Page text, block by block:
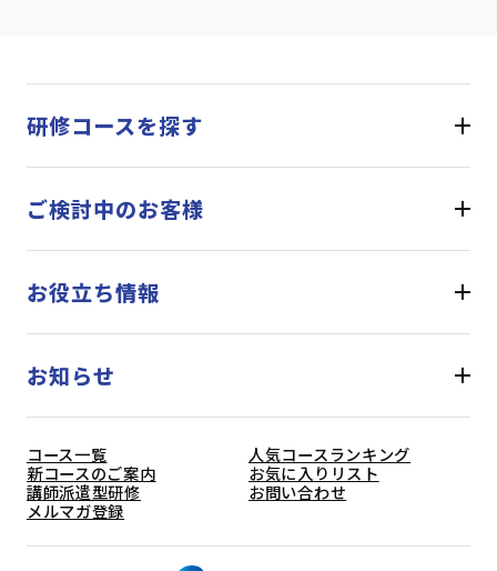
研修コースを探す
ご検討中のお客様
お役立ち情報
お知らせ
コース一覧
人気コースランキング
新コースのご案内
お気に入りリスト
講師派遣型研修
お問い合わせ
メルマガ登録